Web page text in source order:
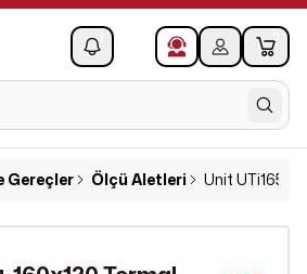
0
Gereçler Ölçü Aletleri Unit